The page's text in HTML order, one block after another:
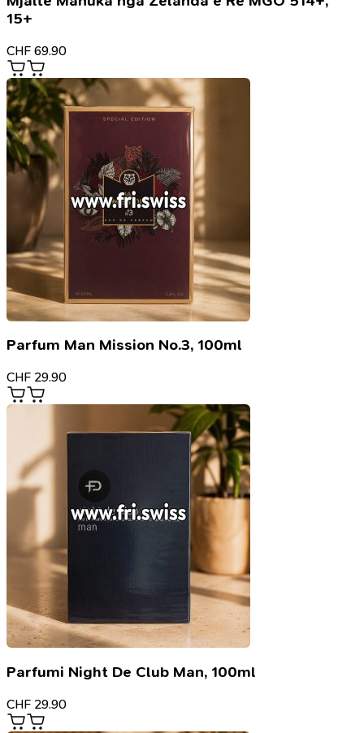
15+
CHF 69.90
Parfum Man Mission No.3, 100ml
CHF 29.90
Parfumi Night De Club Man, 100ml
CHF 29.90